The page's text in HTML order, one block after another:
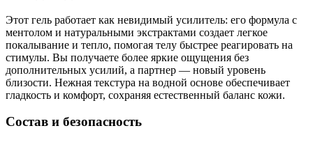
Этот гель работает как невидимый усилитель: его формула с
ментолом и натуральными экстрактами создает легкое
покалывание и тепло, помогая телу быстрее реагировать на
стимулы. Вы получаете более яркие ощущения без
дополнительных усилий, а партнер — новый уровень
близости. Нежная текстура на водной основе обеспечивает
гладкость и комфорт, сохраняя естественный баланс кожи.
Состав и безопасность